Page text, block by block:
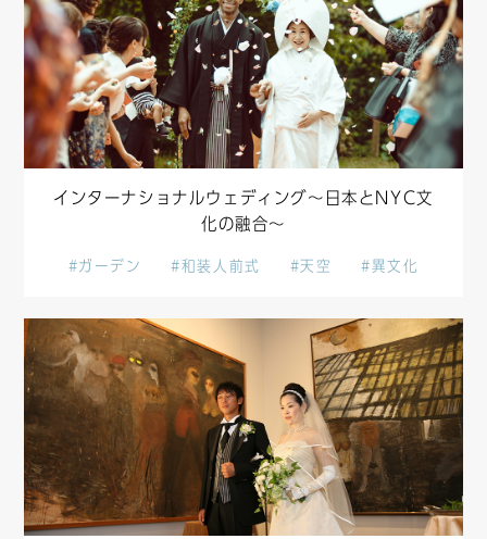
インターナショナルウェディング～日本とNYC文
化の融合～
#ガーデン #和装人前式 #天空 #異文化